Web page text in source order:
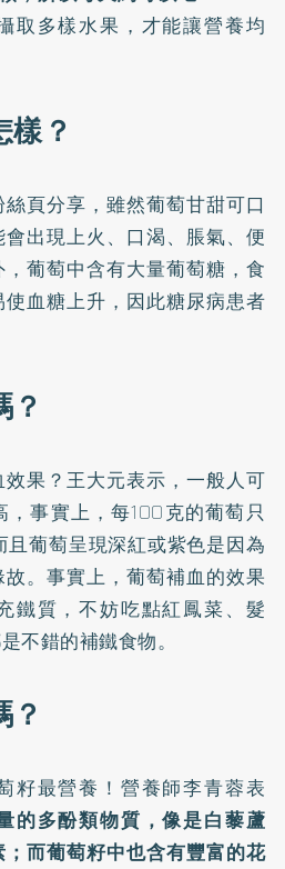
取多樣水果，才能讓營養均
？
絲頁分享，雖然葡萄甘甜可口
出現上火、口渴、脹氣、便
葡萄中含有大量葡萄糖，食
血糖上升，因此糖尿病患者
果？王大元表示，一般人可
事實上，每100克的葡萄只
且葡萄呈現深紅或紫色是因為
。事實上，葡萄補血的效果
鐵質，不妨吃點紅鳳菜、髮
不錯的補鐵食物。
籽最營養！ 營養師李青蓉表
的多酚類物質，像是白藜蘆
而葡萄籽中也含有豐富的花